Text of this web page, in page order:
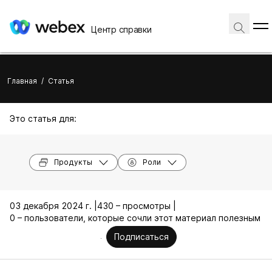
Центр справки
Главная / Статья
Это статья для:
Продукты Роли
03 декабря 2024 г. | 430 – просмотры |
0 – пользователи, которые сочли этот материал полезным
Подписаться